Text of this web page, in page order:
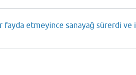
fayda etmeyince sanayağ sürerdi ve